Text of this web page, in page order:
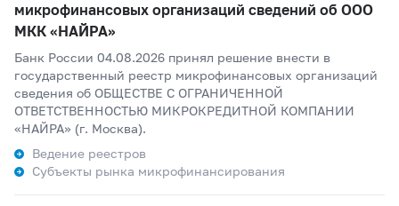
микрофинансовых организаций сведений об ООО
МКК «НАЙРА»
Банк России 04.08.2026 принял решение внести в
государственный реестр микрофинансовых организаций
сведения об ОБЩЕСТВЕ С ОГРАНИЧЕННОЙ
ОТВЕТСТВЕННОСТЬЮ МИКРОКРЕДИТНОЙ КОМПАНИИ
«НАЙРА» (г. Москва).
Ведение реестров
Субъекты рынка микрофинансирования